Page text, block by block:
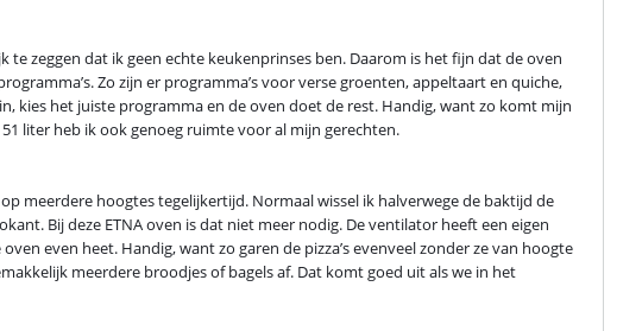
zeggen dat ik geen echte keukenprinses ben. Daarom is het fijn dat de oven
Zo zijn er programma’s voor verse groenten, appeltaart en quiche,
kies het juiste programma en de oven doet de rest. Handig, want zo komt mijn
liter heb ik ook genoeg ruimte voor al mijn gerechten.
meerdere hoogtes tegelijkertijd. Normaal wissel ik halverwege de baktijd de
Bij deze ETNA oven is dat niet meer nodig. De ventilator heeft een eigen
even heet. Handig, want zo garen de pizza’s evenveel zonder ze van hoogte
meerdere broodjes of bagels af. Dat komt goed uit als we in het